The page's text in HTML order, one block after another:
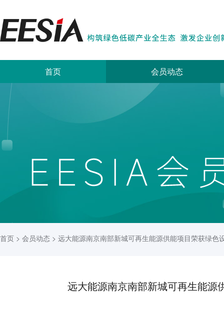
首页 会员动态
首页 > 会员动态 > 远大能源南京南部新城可再生能源供能项目荣获绿色
远大能源南京南部新城可再生能源